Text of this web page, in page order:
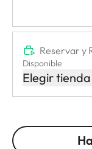
Reservar y
Disponible
Elegir tienda